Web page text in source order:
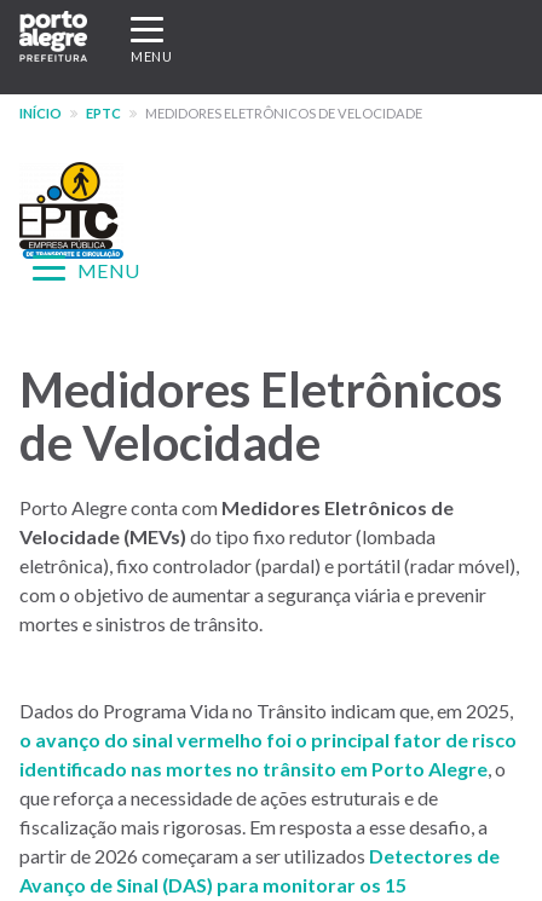
Pular
para
conteúdo
Expandir/recolher
navegação
MENU
INÍCIO EPTC MEDIDORES ELETRÔNICOS DE VELOCIDADE
-
site
EPTC
Expandir/recolher
MENU
Medidores Eletrônicos
de Velocidade
Porto Alegre conta com Medidores Eletrônicos de
Velocidade (MEVs) do tipo fixo redutor (lombada
eletrônica), fixo controlador (pardal) e portátil (radar móvel),
com o objetivo de aumentar a segurança viária e prevenir
mortes e sinistros de trânsito.
Dados do Programa Vida no Trânsito indicam que, em 2025,
o avanço do sinal vermelho foi o principal fator de risco
identificado nas mortes no trânsito em Porto Alegre, o
que reforça a necessidade de ações estruturais e de
fiscalização mais rigorosas. Em resposta a esse desafio, a
partir de 2026 começaram a ser utilizados Detectores de
Avanço de Sinal (DAS) para monitorar os 15